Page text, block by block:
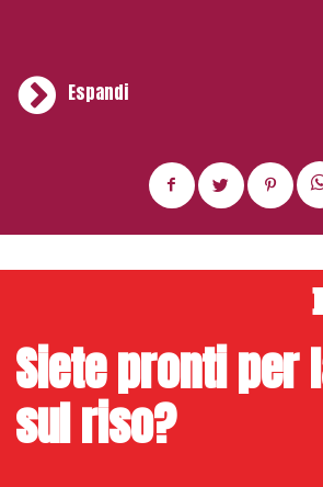
Espandi
volutamente soffuse e un’atmosfera da
25 i posti a sedere più una decina al
a specchio, che esalta il lavoro del
retroilluminazione progettata per
Sake particolari e asian
In drink list, una decina di signature
Siete pronti per
sul riso?